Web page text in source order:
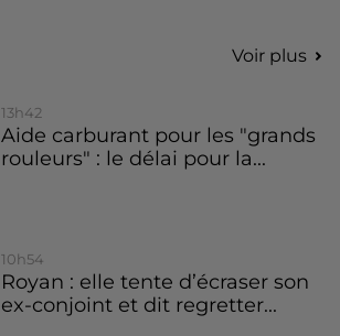
Voir plus
13h42
Aide carburant pour les "grands
rouleurs" : le délai pour la...
10h54
Royan : elle tente d’écraser son
ex-conjoint et dit regretter...